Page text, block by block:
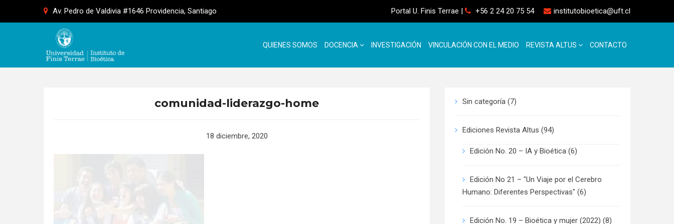
Av. Pedro de Valdivia #1646 Providencia, Santiago Portal U. Finis Terrae | +56 2 24 20 75 54 institutobioetica@uft.cl
QUIENES SOMOS DOCENCIA INVESTIGACIÓN VINCULACIÓN CON EL MEDIO REVISTA ALTUS CONTACTO
comunidad-liderazgo-home
18 diciembre, 2020
Sin categoría (7)
Ediciones Revista Altus (94)
Edición No. 20 – IA y Bioética (6)
Edición No 21 – "Un Viaje por el Cerebro
Humano: Diferentes Perspectivas" (6)
Edición No. 19 – Bioética y mujer (2022) (8)